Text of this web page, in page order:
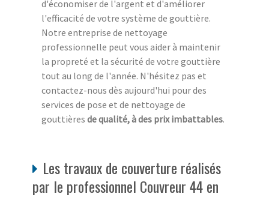
d'économiser de l'argent et d'améliorer
l'efficacité de votre système de gouttière.
Notre entreprise de nettoyage
professionnelle peut vous aider à maintenir
la propreté et la sécurité de votre gouttière
tout au long de l'année. N'hésitez pas et
contactez-nous dès aujourd'hui pour des
services de pose et de nettoyage de
gouttières de qualité, à des prix imbattables.
Les travaux de couverture réalisés
par le professionnel Couvreur 44 en